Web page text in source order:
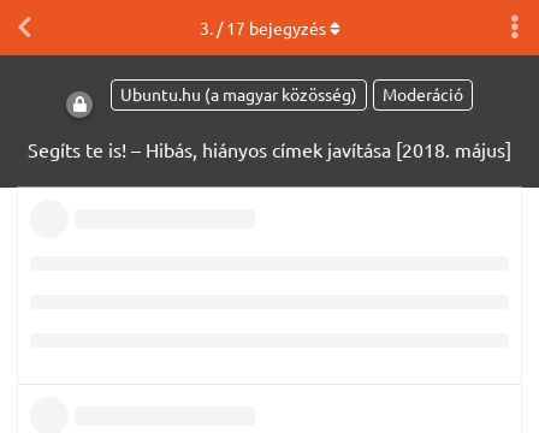
Ubuntu.hu (a magyar közösség) Moderáció
Segíts te is! – Hibás, hiányos címek javítása [2018. május]
3. /17 bejegyzés